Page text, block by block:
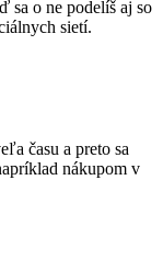
sa o ne podelíš aj so
sietí.
času a preto sa
nákupom v